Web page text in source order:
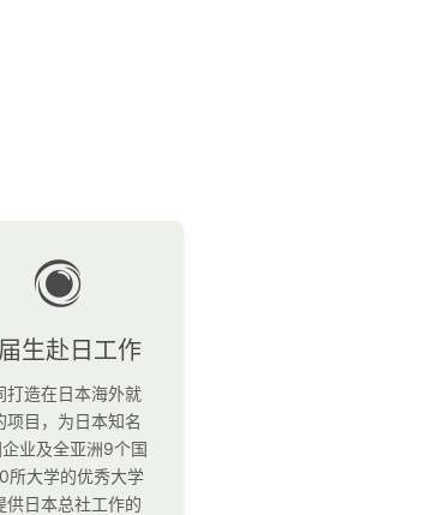
生赴日工作
打造在日本海外就
项目，为日本知名
业及全亚洲9个国
所大学的优秀大学
供日本总社工作的